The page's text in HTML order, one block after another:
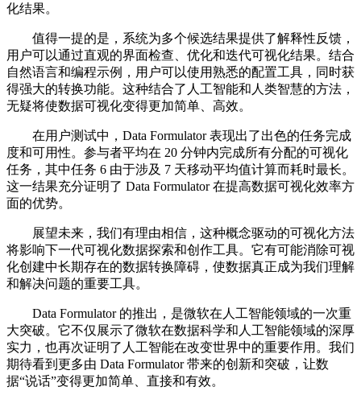
化结果。
值得一提的是，系统为多个候选结果提供了解释性反馈，
用户可以通过直观的界面检查、优化和迭代可视化结果。结合
自然语言和编程示例，用户可以使用熟悉的配置工具，同时获
得强大的转换功能。这种结合了人工智能和人类智慧的方法，
无疑将使数据可视化变得更加简单、高效。
在用户测试中，Data Formulator 表现出了出色的任务完成
度和可用性。参与者平均在 20 分钟内完成所有分配的可视化
任务，其中任务 6 由于涉及 7 天移动平均值计算而耗时最长。
这一结果充分证明了 Data Formulator 在提高数据可视化效率方
面的优势。
展望未来，我们有理由相信，这种概念驱动的可视化方法
将影响下一代可视化数据探索和创作工具。它有可能消除可视
化创建中长期存在的数据转换障碍，使数据真正成为我们理解
和解决问题的重要工具。
Data Formulator 的推出，是微软在人工智能领域的一次重
大突破。它不仅展示了微软在数据科学和人工智能领域的深厚
实力，也再次证明了人工智能在改变世界中的重要作用。我们
期待看到更多由 Data Formulator 带来的创新和突破，让数
据“说话”变得更加简单、直接和有效。